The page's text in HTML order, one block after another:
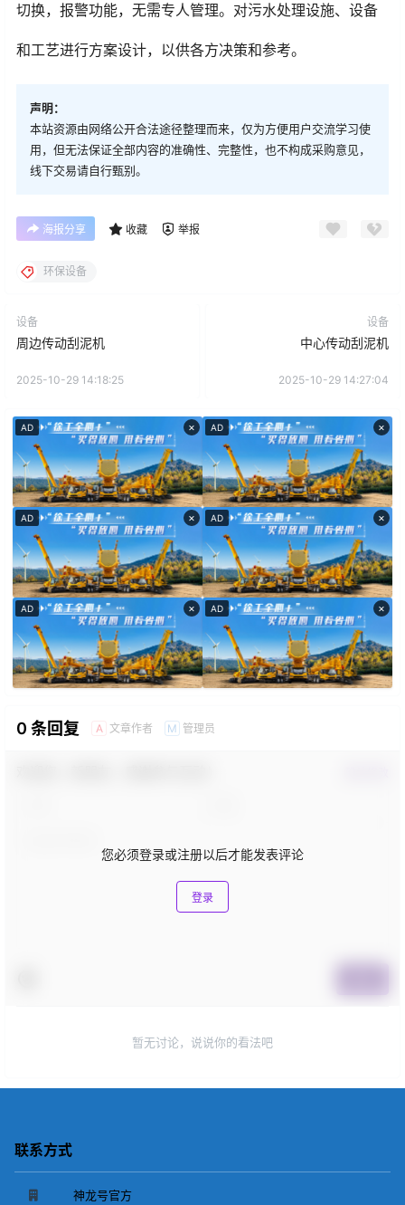
切换，报警功能，无需专人管理。对污水处理设施、设备
和工艺进行方案设计，以供各方决策和参考。
声明：
本站资源由网络公开合法途径整理而来，仅为方便用户交流学习使
用，但无法保证全部内容的准确性、完整性，也不构成采购意见，
线下交易请自行甄别。
海报分享 收藏 举报
环保设备
设备
周边传动刮泥机
2025-10-29 14:18:25
设备
中心传动刮泥机
2025-10-29 14:27:04
×
AD ×
AD
×
AD ×
AD
×
AD ×
AD
0 条回复 A 文章作者 M 管理员
您必须登录或注册以后才能发表评论
登录
暂无讨论，说说你的看法吧
联系方式
神龙号官方